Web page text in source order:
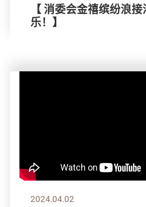
【 消委会金禧缤纷浪
乐！】
2024.04.02